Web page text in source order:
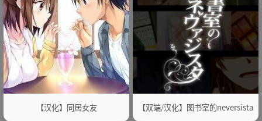
【汉化】同居女友 【双端/汉化】图书室的neversista